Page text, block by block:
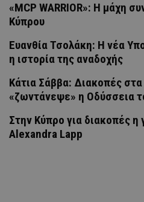
«MCP WARRIOR»: Η μάχη
Κύπρου
Ευανθία Τσολάκη: Η νέα
η ιστορία της αναδοχής
Κάτια Σάββα: Διακοπές
«ζωντάνεψε» η Οδύσσεια
Στην Κύπρο για διακοπές
Alexandra Lapp